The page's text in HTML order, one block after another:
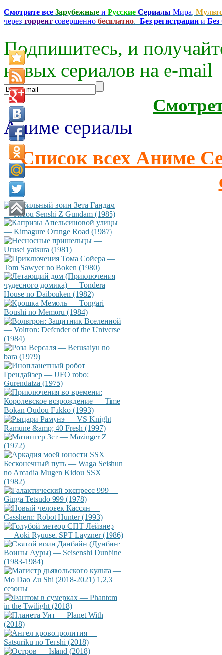
Смотрите все Зарубежные и Русские Сериалы Мира,
через торрент совершенно бесплатно. Без регистрации и
Подпишитесь, и
новых сериалов на e-mаil
Аниме сериалы
Список всех Аниме